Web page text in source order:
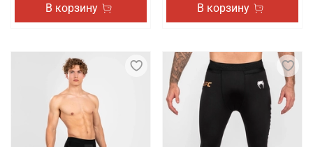
В корзину В корзину